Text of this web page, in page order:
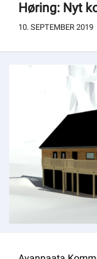
Tsunami
Om kommunen
Høring: Nyt
10. SEPTEMBER 2019